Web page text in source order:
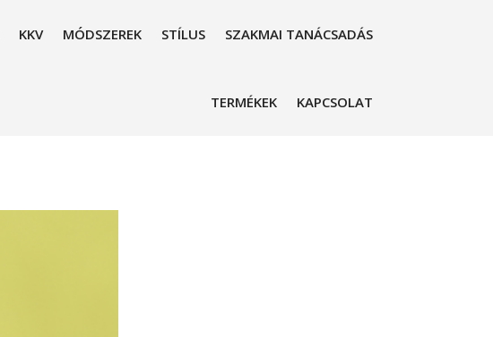
KKV MÓDSZEREK STÍLUS SZAKMAI TANÁCSADÁS
TERMÉKEK KAPCSOLAT